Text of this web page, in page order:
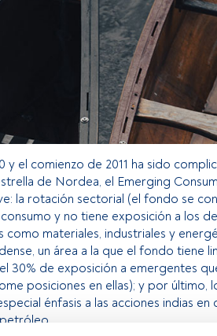
y el comienzo de 2011 ha sido
de Nordea, el Emerging
la rotación sectorial (el fondo se
y no tiene exposición a los
como materiales, industriales y
un área a la que el fondo tiene
30% de exposición a emergentes
posiciones en ellas); y por último,
énfasis a las acciones indias en